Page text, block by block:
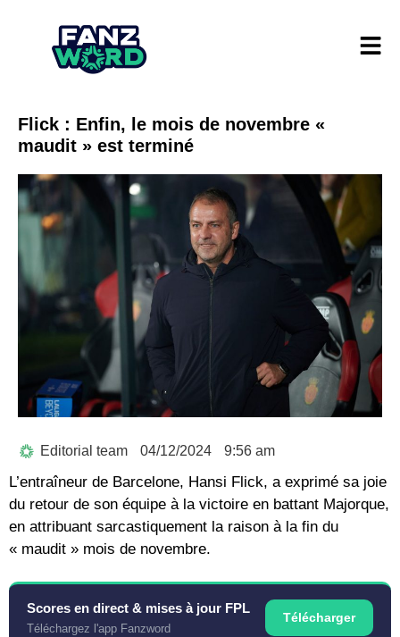
Flick : Enfin, le mois de novembre «
maudit » est terminé
Editorial team 04/12/2024 9:56 am
L’entraîneur de Barcelone, Hansi Flick, a exprimé sa joie
du retour de son équipe à la victoire en battant Majorque,
en attribuant sarcastiquement la raison à la fin du
« maudit » mois de novembre.
Scores en direct & mises à jour FPL
Téléchargez l'app Fanzword
Télécharger